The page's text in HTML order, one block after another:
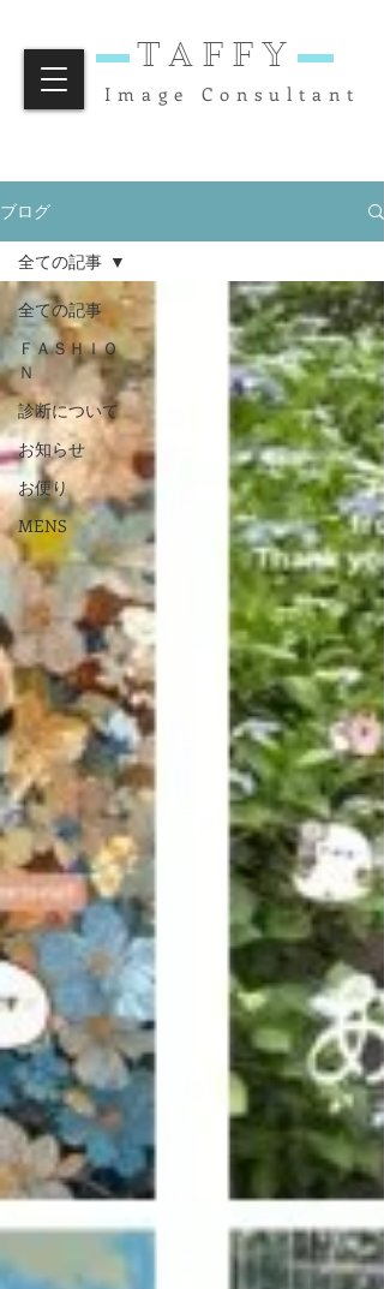
TAFFY
Image Consultant
ブログ
全ての記事
ＦＡＳＨＩＯ
Ｎ
診断について
お知らせ
お便り
MENS
全ての記事